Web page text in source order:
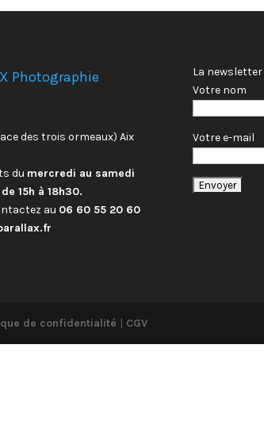
Photographie
des trois ormeaux) Aix
du mercredi au samedi
15h à 18h30.
au 06 60 55 20 60
La
Votre nom
Votre e-mail
de confidentialité | CGV